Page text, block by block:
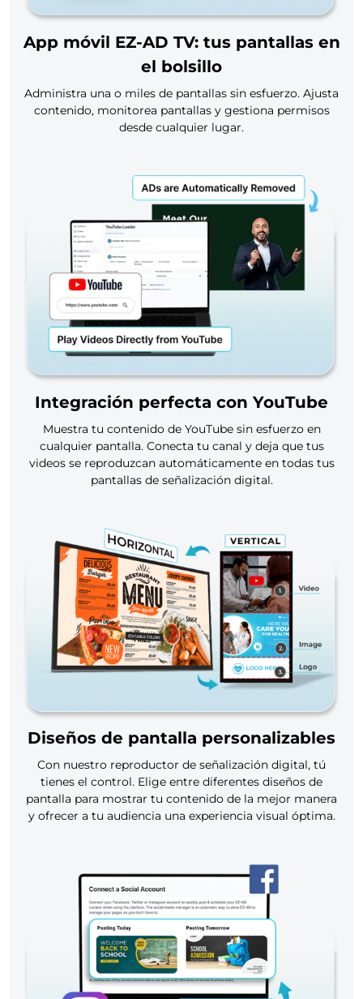
App móvil EZ-AD TV: tus pantallas en
el bolsillo
Administra una o miles de pantallas sin esfuerzo. Ajusta
contenido, monitorea pantallas y gestiona permisos
desde cualquier lugar.
Integración perfecta con YouTube
Muestra tu contenido de YouTube sin esfuerzo en
cualquier pantalla. Conecta tu canal y deja que tus
videos se reproduzcan automáticamente en todas tus
pantallas de señalización digital.
Diseños de pantalla personalizables
Con nuestro reproductor de señalización digital, tú
tienes el control. Elige entre diferentes diseños de
pantalla para mostrar tu contenido de la mejor manera
y ofrecer a tu audiencia una experiencia visual óptima.